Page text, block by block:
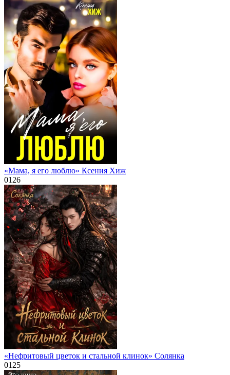
«Мама, я его люблю» Ксения Хиж
0126
«Нефритовый цветок и стальной клинок» Солянка
0125